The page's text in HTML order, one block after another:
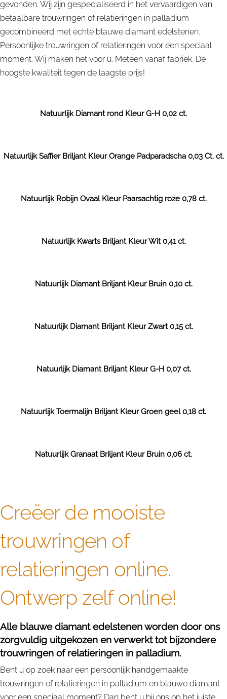
gevonden. Wij zijn gespecialiseerd in het vervaardigen van
betaalbare trouwringen of relatieringen in palladium
gecombineerd met echte blauwe diamant edelstenen.
Persoonlijke trouwringen of relatieringen voor een speciaal
moment. Wij maken het voor u. Meteen vanaf fabriek. De
hoogste kwaliteit tegen de laagste prijs!
Natuurlijk Diamant rond Kleur G-H 0,02 ct.
Natuurlijk Saffier Briljant Kleur Orange Padparadscha 0,03 Ct. ct.
Natuurlijk Robijn Ovaal Kleur Paarsachtig roze 0,78 ct.
Natuurlijk Kwarts Briljant Kleur Wit 0,41 ct.
Natuurlijk Diamant Briljant Kleur Bruin 0,10 ct.
Natuurlijk Diamant Briljant Kleur Zwart 0,15 ct.
Natuurlijk Diamant Briljant Kleur G-H 0,07 ct.
Natuurlijk Toermalijn Briljant Kleur Groen geel 0,18 ct.
Natuurlijk Granaat Briljant Kleur Bruin 0,06 ct.
Creëer de mooiste
trouwringen of
relatieringen online.
Ontwerp zelf online!
Alle blauwe diamant edelstenen worden door ons
zorgvuldig uitgekozen en verwerkt tot bijzondere
trouwringen of relatieringen in palladium.
Bent u op zoek naar een persoonlijk handgemaakte
trouwringen of relatieringen in palladium en blauwe diamant